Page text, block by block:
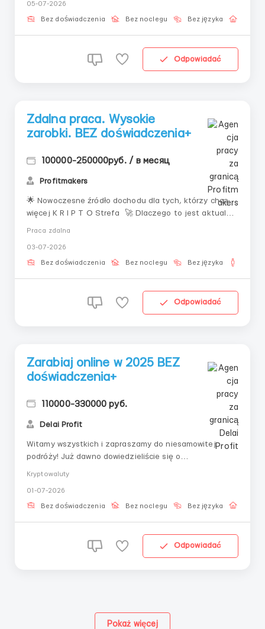
ferrari, a potem wykupiłem fabrykę, no i w ogóle jestem
do przodu, a wy jesteście w tyle, ALE jest ...
05-07-2026
Bez doświadczenia Bez noclegu Bez języka
Odpowiadać
Zdalna praca. Wysokie
zarobki. BEZ doświadczenia+
100000-250000руб. / в месяц
Profitmakers
🌟 Nowoczesne źródło dochodu dla tych, którzy chcą
więcej K R I P T O Strefa 🚀 Dlaczego to jest aktualne
Dziś każdy ma możliwość zarabiania bez przywiązania
do biura, harmonogr...
Praca zdalna
03-07-2026
Bez doświadczenia Bez noclegu Bez języka
Odpowiadać
Zarabiaj online w 2025 BEZ
doświadczenia+
110000-330000 руб.
Delai Profit
Witamy wszystkich i zapraszamy do niesamowitej
podróży! Już dawno dowiedzieliście się o
zalet, a co najważniejsze, monetyzować tę dziedzinę
jako główne źródło dochodu? 💡 To więc propozycja...
Kryptowaluty
01-07-2026
Bez doświadczenia Bez noclegu Bez języka
Odpowiadać
Pokaż więcej